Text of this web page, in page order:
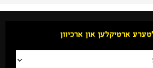
ארטיקלען און ארכיוון